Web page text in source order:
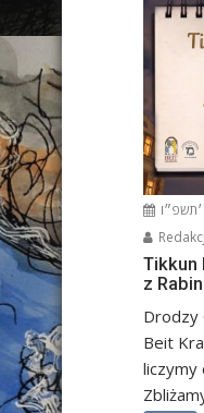
Tikkun
z
Drodzy
Beit
liczymy